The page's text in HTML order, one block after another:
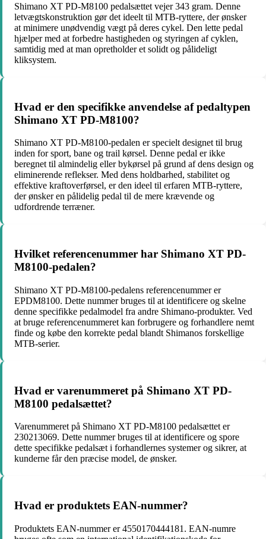
Shimano XT PD-M8100 pedalsættet vejer 343 gram. Denne
letvægtskonstruktion gør det ideelt til MTB-ryttere, der ønsker
at minimere unødvendig vægt på deres cykel. Den lette pedal
hjælper med at forbedre hastigheden og styringen af cyklen,
samtidig med at man opretholder et solidt og pålideligt
kliksystem.
Hvad er den specifikke anvendelse af pedaltypen
Shimano XT PD-M8100?
Shimano XT PD-M8100-pedalen er specielt designet til brug
inden for sport, bane og trail kørsel. Denne pedal er ikke
beregnet til almindelig eller bykørsel på grund af dens design og
eliminerende reflekser. Med dens holdbarhed, stabilitet og
effektive kraftoverførsel, er den ideel til erfaren MTB-ryttere,
der ønsker en pålidelig pedal til de mere krævende og
udfordrende terræner.
Hvilket referencenummer har Shimano XT PD-
M8100-pedalen?
Shimano XT PD-M8100-pedalens referencenummer er
EPDM8100. Dette nummer bruges til at identificere og skelne
denne specifikke pedalmodel fra andre Shimano-produkter. Ved
at bruge referencenummeret kan forbrugere og forhandlere nemt
finde og købe den korrekte pedal blandt Shimanos forskellige
MTB-serier.
Hvad er varenummeret på Shimano XT PD-
M8100 pedalsættet?
Varenummeret på Shimano XT PD-M8100 pedalsættet er
230213069. Dette nummer bruges til at identificere og spore
dette specifikke pedalsæt i forhandlernes systemer og sikrer, at
kunderne får den præcise model, de ønsker.
Hvad er produktets EAN-nummer?
Produktets EAN-nummer er 4550170444181. EAN-numre